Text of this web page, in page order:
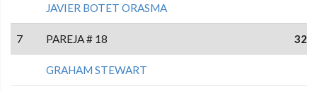
JAVIER BOTET ORASMA
7 PAREJA # 18 32
GRAHAM STEWART